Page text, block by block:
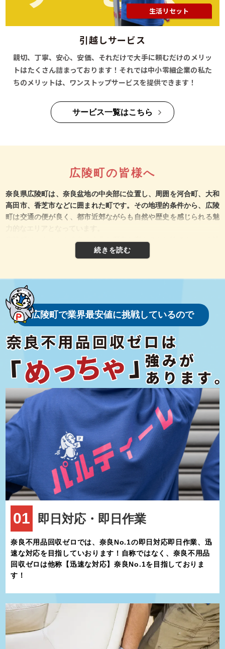
生活リセット
引越しサービス
親切、丁寧、安心、安価、それだけで大手に頼むだけのメリッ
トはたくさん詰まっております！それでは中小零細企業の私た
ちのメリットは、ワンストップサービスを提供できます！
サービス一覧はこちら
広陵町の皆様へ
奈良県広陵町は、奈良盆地の中央部に位置し、周囲を河合町、大和
高田市、香芝市などに囲まれた町です。その地理的条件から、広陵
町は交通の便が良く、都市近郊ながらも自然や歴史を感じられる魅
広陵町は、古くから奈良の文化と歴史を育んできた地です。この地
域は、古墳時代から人々が生活していたとされ、多くの古墳や遺跡
ら重要な場所であったことを物語っています。
また、広陵町は"靴下の町"として全国的にも知られています。明治
時代以降、繊維産業が発展し、特に靴下の生産が盛んになりまし
た。現在でも、町内には多くの靴下製造業者があり、高品質な製品
が国内外で評価されています。
広陵町は、都市部からのアクセスが良い一方で、美しい自然環境に
も恵まれています。町内を流れる葛城川や、豊かな緑が広がる公園
など、四季折々の自然を楽しむことができます。特に、春には桜、
秋には紅葉が見られ、多くの地元住民や観光客が訪れるスポットと
なっています。
広陵町には、多くの魅力的な観光スポットがあります。その一部を
ご紹介します。
馬見丘陵公園
広陵町と隣接する地域にまたがるこの公園は、広大な敷地を誇る自
然公園です。四季折々の花々が咲き誇り、特に春のチューリップや
秋のコスモスが有名です。家族連れにも人気があり、ピクニックや
散策に最適な場所です。
広陵町立歴史民俗資料館
町内の歴史や文化を知ることができる施設で、古墳時代の出土品や
伝統産業の展示が充実しています。広陵町の歴史を深く学びたい方
にはぜひ訪れていただきたいスポットです。
広陵町にある由緒ある神社で、地域住民に親しまれています。境内
の静けさと美しさが印象的で、初詣や季節の祭りには多くの参拝者
が訪れます。
広陵町は、快適な生活環境が整った地域です。町内には教育機関や
勤や通学にも適したエリアです。
町内では、地域住民が参加するイベントやお祭りも多く、コミュニ
ティのつながりが感じられます。特に、毎年開催される"靴下祭
り"は、広陵町ならではのユニークなイベントとして注目されてい
広陵町で業界最安値に挑戦しているので
01 即日対応・即日作業
奈良不用品回収ゼロでは、奈良No.1の即日対応即日作業、迅
速な対応を目指していおります！自称ではなく、奈良不用品
回収ゼロは他称【迅速な対応】奈良No.1を目指しておりま
す！